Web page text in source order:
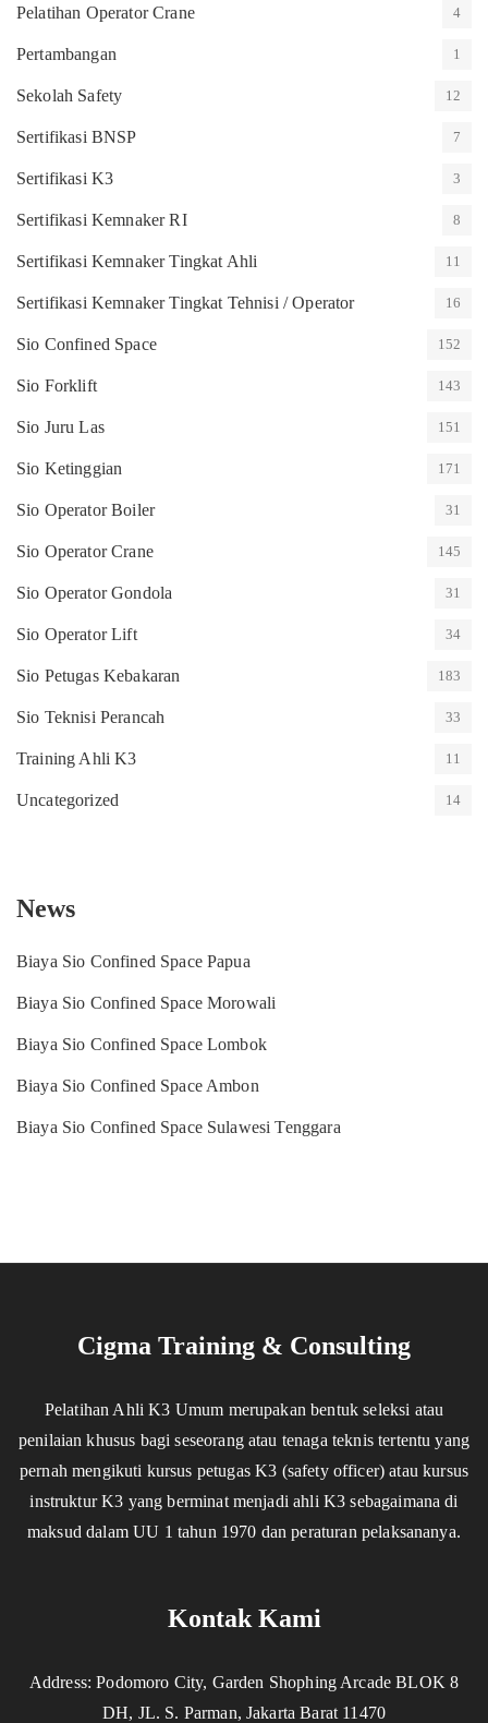
Pelatihan Operator Crane 4
Pertambangan 1
Sekolah Safety 12
Sertifikasi BNSP 7
Sertifikasi K3 3
Sertifikasi Kemnaker RI 8
Sertifikasi Kemnaker Tingkat Ahli 11
Sertifikasi Kemnaker Tingkat Tehnisi / Operator 16
Sio Confined Space 152
Sio Forklift 143
Sio Juru Las 151
Sio Ketinggian 171
Sio Operator Boiler 31
Sio Operator Crane 145
Sio Operator Gondola 31
Sio Operator Lift 34
Sio Petugas Kebakaran 183
Sio Teknisi Perancah 33
Training Ahli K3 11
Uncategorized 14
News
Biaya Sio Confined Space Papua
Biaya Sio Confined Space Morowali
Biaya Sio Confined Space Lombok
Biaya Sio Confined Space Ambon
Biaya Sio Confined Space Sulawesi Tenggara
Cigma Training & Consulting
Pelatihan Ahli K3 Umum merupakan bentuk seleksi atau
penilaian khusus bagi seseorang atau tenaga teknis tertentu yang
pernah mengikuti kursus petugas K3 (safety officer) atau kursus
instruktur K3 yang berminat menjadi ahli K3 sebagaimana di
maksud dalam UU 1 tahun 1970 dan peraturan pelaksananya.
Kontak Kami
Address: Podomoro City, Garden Shophing Arcade BLOK 8
DH, JL. S. Parman, Jakarta Barat 11470